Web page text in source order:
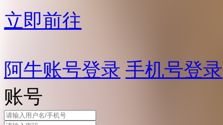
立即前往
阿牛账号登录 手机号登录
账号